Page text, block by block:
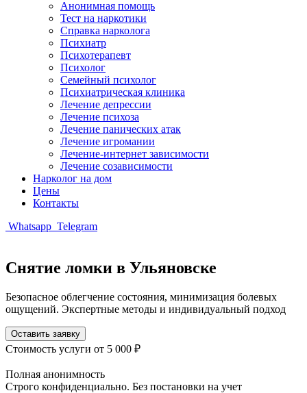
Анонимная помощь
Тест на наркотики
Справка нарколога
Психиатр
Психотерапевт
Психолог
Семейный психолог
Психиатрическая клиника
Лечение депрессии
Лечение психоза
Лечение панических атак
Лечение игромании
Лечение-интернет зависимости
Лечение созависимости
Нарколог на дом
Цены
Контакты
Whatsapp Telegram
Снятие ломки в Ульяновске
Безопасное облегчение состояния, минимизация болевых
ощущений. Экспертные методы и индивидуальный подход
Оставить заявку
Стоимость услуги от 5 000 ₽
Полная анонимность
Строго конфиденциально. Без постановки на учет